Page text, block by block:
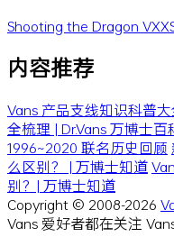
Shooting the Dragon
内容推荐
Vans 产品支线知识科普
全梳理 | Dr.Vans 万博士百
1996~2020 联名历史回顾
么区别？ | 万博士知道
别？| 万博士知道
Copyright © 2008-2026
Vans 爱好者都在关注